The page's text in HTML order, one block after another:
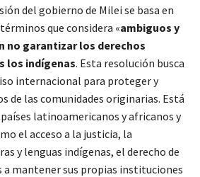
del gobierno de Milei se basa en
que considera «ambiguos y
no garantizar los derechos
los indígenas. Esta resolución busca
internacional para proteger y
de las comunidades originarias. Está
latinoamericanos y africanos y
el acceso a la justicia, la
y lenguas indígenas, el derecho de
a mantener sus propias instituciones